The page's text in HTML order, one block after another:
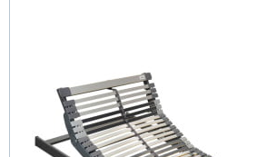
Nimbo 44 EKFV Flach -